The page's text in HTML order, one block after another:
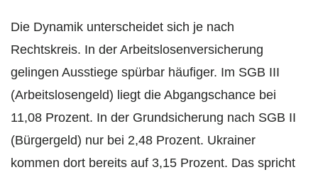
Die Dynamik unterscheidet sich je nach
Rechtskreis. In der Arbeitslosenversicherung
gelingen Ausstiege spürbar häufiger. Im SGB III
(Arbeitslosengeld) liegt die Abgangschance bei
11,08 Prozent. In der Grundsicherung nach SGB II
(Bürgergeld) nur bei 2,48 Prozent. Ukrainer
kommen dort bereits auf 3,15 Prozent. Das spricht